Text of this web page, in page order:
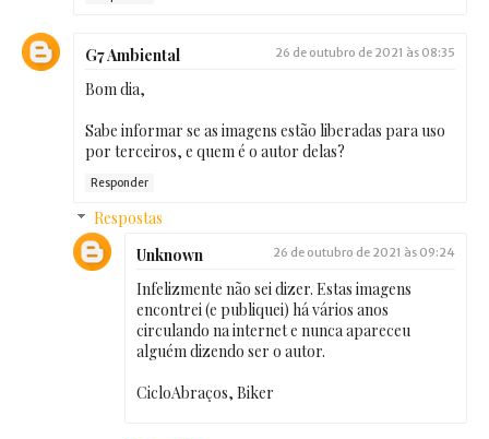
G7 Ambiental 26 de outubro de 2021 às 08:35
Bom dia,
Sabe informar se as imagens estão liberadas para uso
por terceiros, e quem é o autor delas?
Responder
Respostas
Unknown
26 de outubro de 2021 às 09:24
Infelizmente não sei dizer. Estas imagens
encontrei (e publiquei) há vários anos
circulando na internet e nunca apareceu
alguém dizendo ser o autor.
CicloAbraços, Biker